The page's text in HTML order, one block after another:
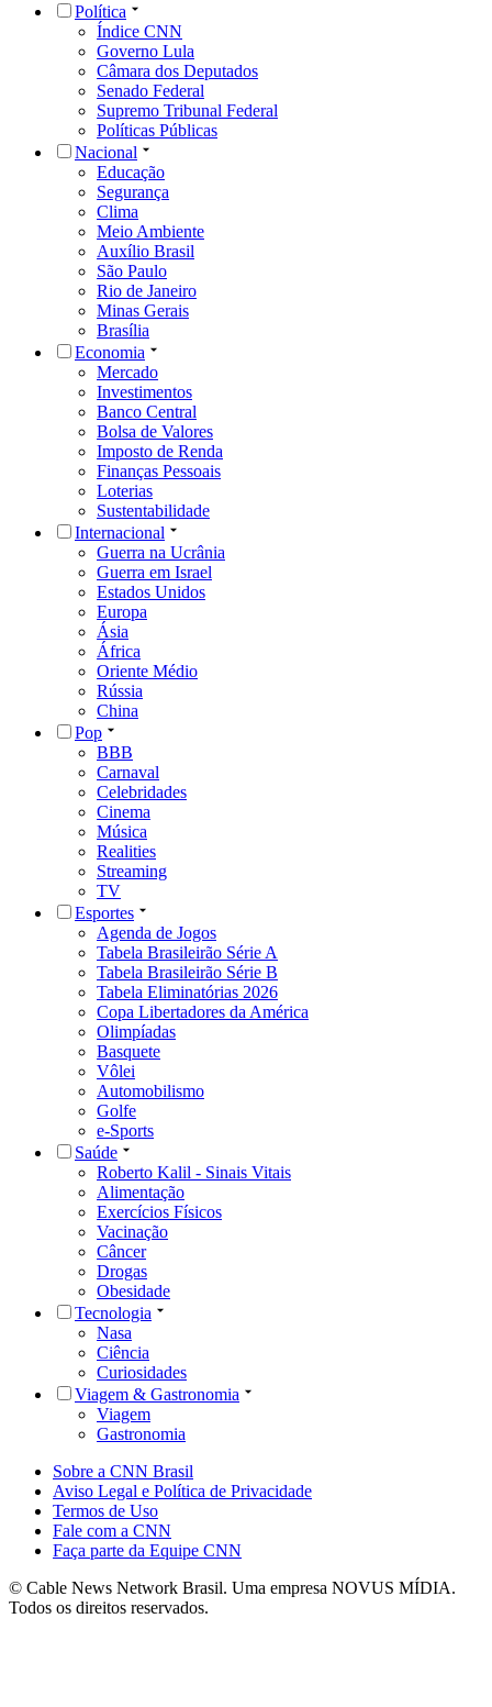
Política
Índice CNN
Governo Lula
Câmara dos Deputados
Senado Federal
Supremo Tribunal Federal
Políticas Públicas
Nacional
Educação
Segurança
Clima
Meio Ambiente
Auxílio Brasil
São Paulo
Rio de Janeiro
Minas Gerais
Brasília
Economia
Mercado
Investimentos
Banco Central
Bolsa de Valores
Imposto de Renda
Finanças Pessoais
Loterias
Sustentabilidade
Internacional
Guerra na Ucrânia
Guerra em Israel
Estados Unidos
Europa
Ásia
África
Oriente Médio
Rússia
China
Pop
BBB
Carnaval
Celebridades
Cinema
Música
Realities
Streaming
TV
Esportes
Agenda de Jogos
Tabela Brasileirão Série A
Tabela Brasileirão Série B
Tabela Eliminatórias 2026
Copa Libertadores da América
Olimpíadas
Basquete
Vôlei
Automobilismo
Golfe
e-Sports
Saúde
Roberto Kalil - Sinais Vitais
Alimentação
Exercícios Físicos
Vacinação
Câncer
Drogas
Obesidade
Tecnologia
Nasa
Ciência
Curiosidades
Viagem & Gastronomia
Viagem
Gastronomia
Sobre a CNN Brasil
Aviso Legal e Política de Privacidade
Termos de Uso
Fale com a CNN
Faça parte da Equipe CNN
© Cable News Network Brasil. Uma empresa NOVUS MÍDIA.
Todos os direitos reservados.